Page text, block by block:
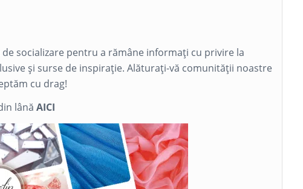
socializare pentru a rămâne informați cu privire la
și surse de inspirație. Alăturați-vă comunității noastre
cu drag!
lânăAICI